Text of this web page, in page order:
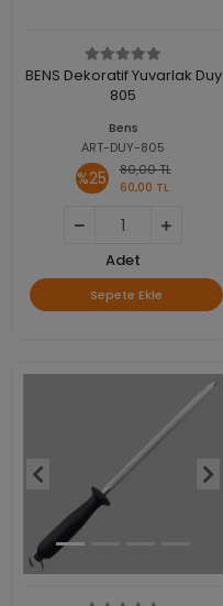
BENS Dekoratif Yuvarlak Duy
805
Bens
ART-DUY-805
%25
80,00 TL
60,00 TL
Adet
Sepete Ekle